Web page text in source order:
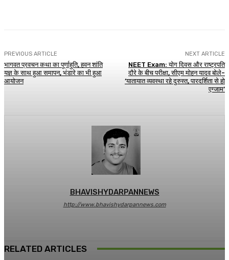
PREVIOUS ARTICLE
भागवत प्रवचन कथा का पूर्णाहुति, हवन शांति
यज्ञ के साथ हुआ समापन, भंडारे का भी हुआ
आयोजन
NEXT ARTICLE
NEET Exam: योग दिवस और राष्ट्रपति
दौरे के बीच परीक्षा, सीएम मोहन यादव बोले-
‘यातायात व्यवस्था रहे दुरुस्त, पारदर्शिता से हो
एग्जाम’
BHAVISHYDARPANNEWS
http://www.bhavishydarpannews.com
RELATED ARTICLES